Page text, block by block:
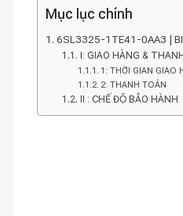
Mục lục chính
6SL3325-1TE41-0AA3 |
I: GIAO HÀNG &
1: THỜI GIAN GIAO
2: THANH TOÁN
II : CHẾ ĐỘ BẢO HÀNH